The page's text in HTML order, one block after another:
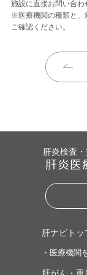
施設に直接お問い合わ
※医療機関の種類と、
ご確認ください。
肝炎検査
肝炎医
肝ナビトッ
・医療機関